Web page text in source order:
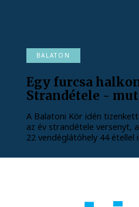
BALATON
Egy furcsa
Strandétele -
A Balatoni Kör idén
az év strandétele versenyt,
22 vendéglátóhely 44 étellel